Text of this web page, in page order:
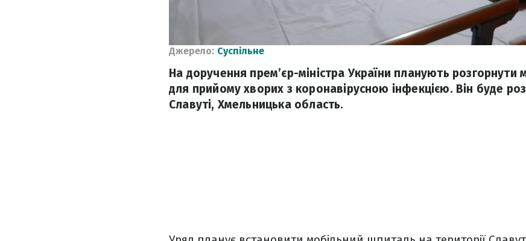
Джерело: Суспільне
На доручення прем’єр-міністра України планують розгорнути
для прийому хворих з коронавірусною інфекцією. Він буде
Славуті, Хмельницька область.